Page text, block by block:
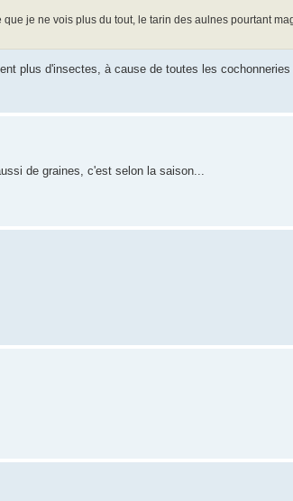
je ne vois plus du tout, le tarin des aulnes pourtant
plus d'insectes, à cause de toutes les cochonneries
de graines, c'est selon la saison...